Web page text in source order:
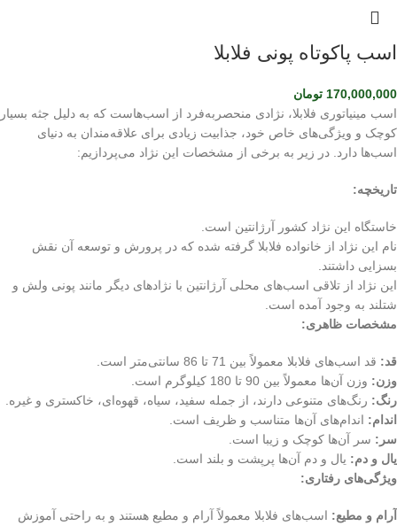
اسب پاکوتاه پونی فلابلا
170,000,000 تومان
اسب مینیاتوری فلابلا، نژادی منحصربه‌فرد از اسب‌هاست که به دلیل جثه بسیار
کوچک و ویژگی‌های خاص خود، جذابیت زیادی برای علاقه‌مندان به دنیای
اسب‌ها دارد. در زیر به برخی از مشخصات این نژاد می‌پردازیم:
تاریخچه:
خاستگاه این نژاد کشور آرژانتین است.
نام این نژاد از خانواده فلابلا گرفته شده که در پرورش و توسعه آن نقش
بسزایی داشتند.
این نژاد از تلاقی اسب‌های محلی آرژانتین با نژادهای دیگر مانند پونی ولش و
شتلند به وجود آمده است.
مشخصات ظاهری:
قد: قد اسب‌های فلابلا معمولاً بین 71 تا 86 سانتی‌متر است.
وزن: وزن آن‌ها معمولاً بین 90 تا 180 کیلوگرم است.
رنگ: رنگ‌های متنوعی دارند، از جمله سفید، سیاه، قهوه‌ای، خاکستری و غیره.
اندام: اندام‌های آن‌ها متناسب و ظریف است.
سر: سر آن‌ها کوچک و زیبا است.
یال و دم: یال و دم آن‌ها پرپشت و بلند است.
ویژگی‌های رفتاری:
آرام و مطیع: اسب‌های فلابلا معمولاً آرام و مطیع هستند و به راحتی آموزش